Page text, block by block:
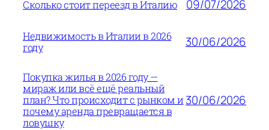
Сколько стоит переезд в Италию 09/07/2026
Недвижимость в Италии в 2026
году
30/06/2026
Покупка жилья в 2026 году —
мираж или всё ещё реальный
план? Что происходит с рынком и
почему аренда превращается в
ловушку
30/06/2026